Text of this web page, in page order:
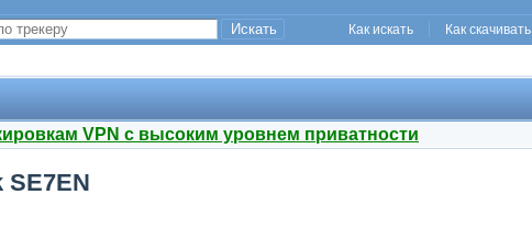
Как искать Как скачивать
VPN с высоким уровнем приватности
SE7EN